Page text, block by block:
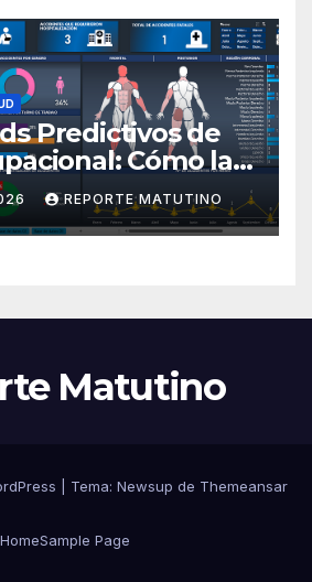
Predictivos de
Cómo la
el Ausentismo
2026 por Sol María
REPORTE MATUTINO
Matutino
Tema: Newsup de Themeansar
HomeSample Page